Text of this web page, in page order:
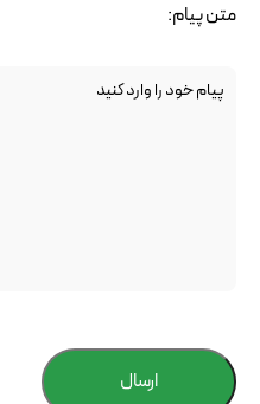
متن پیام:
ارسال